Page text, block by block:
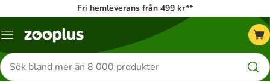
Fri hemleverans från 499 kr**
Katalogmeny
Sök
efter